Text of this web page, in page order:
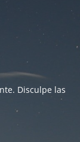
Disculpe las